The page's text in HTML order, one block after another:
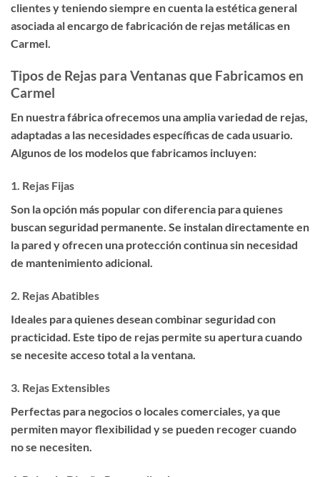
clientes y teniendo siempre en cuenta la estética general
asociada al encargo de fabricación de rejas metálicas en
Carmel.
Tipos de Rejas para Ventanas que Fabricamos en
Carmel
En nuestra fábrica ofrecemos una amplia variedad de rejas,
adaptadas a las necesidades específicas de cada usuario.
Algunos de los modelos que fabricamos incluyen:
1. Rejas Fijas
Son la opción más popular con diferencia para quienes
buscan seguridad permanente. Se instalan directamente en
la pared y ofrecen una protección continua sin necesidad
de mantenimiento adicional.
2. Rejas Abatibles
Ideales para quienes desean combinar seguridad con
practicidad. Este tipo de rejas permite su apertura cuando
se necesite acceso total a la ventana.
3. Rejas Extensibles
Perfectas para negocios o locales comerciales, ya que
permiten mayor flexibilidad y se pueden recoger cuando
no se necesiten.